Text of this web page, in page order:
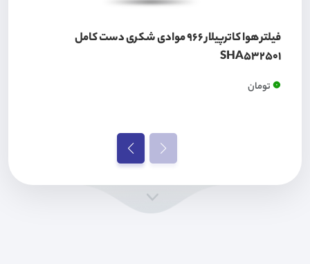
فیلتر هوا کاترپیلار 966 موادی شکری دست کامل
SHA532501
0تومان